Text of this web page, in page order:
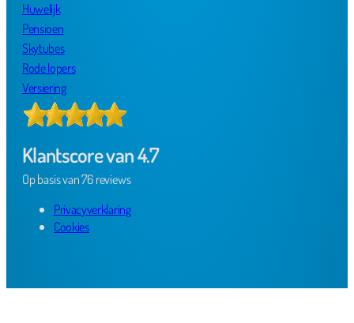
Huwelijk
Pensioen
Skytubes
Rode lopers
Versiering
Klantscore van 4.7
Op basis van 76 reviews
Privacyverklaring
Cookies